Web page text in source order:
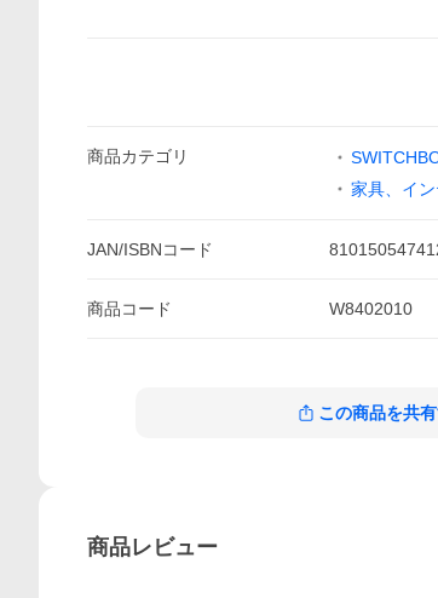
商品カテゴリ
家具、イ
JAN/ISBNコード
商品コード W8402010
この商品を共
商品レビュー